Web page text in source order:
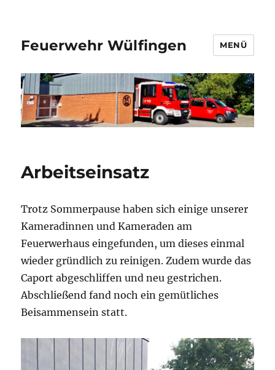
Feuerwehr Wülfingen MENÜ
Arbeitseinsatz
Trotz Sommerpause haben sich einige unserer
Kameradinnen und Kameraden am
Feuerwerhaus eingefunden, um dieses einmal
wieder gründlich zu reinigen. Zudem wurde das
Caport abgeschliffen und neu gestrichen.
Abschließend fand noch ein gemütliches
Beisammensein statt.